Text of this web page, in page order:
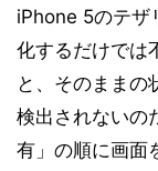
iPhone 5のテザ
化するだけでは
と、そのままの
検出されないの
有」の順に画面